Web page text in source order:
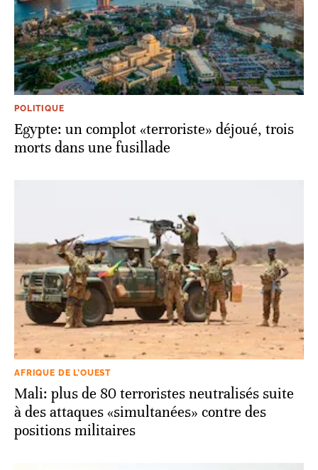
POLITIQUE
Egypte: un complot «terroriste» déjoué, trois
morts dans une fusillade
AFRIQUE DE L’OUEST
Mali: plus de 80 terroristes neutralisés suite
à des attaques «simultanées» contre des
positions militaires